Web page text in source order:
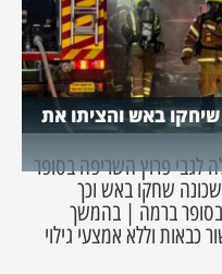
באש והציתו את
לגבי פרוץ השריפה בסופר
שחקו באש וכך
ברמה | בהמשך
וללא אמצעי גילוי